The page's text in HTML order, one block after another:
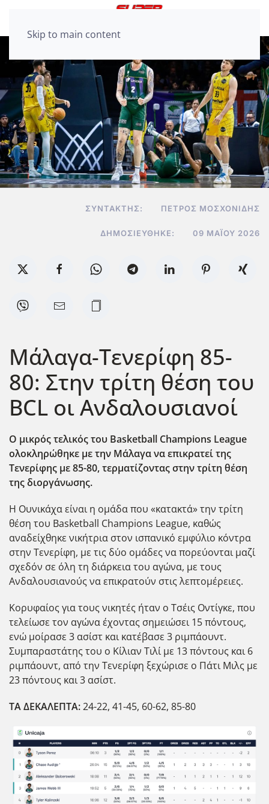
Skip to main content
ΣΥΝΤΆΚΤΗΣ: ΠΈΤΡΟΣ ΜΟΣΧΟΝΊΔΗΣ
ΔΗΜΟΣΙΕΎΘΗΚΕ: 09 ΜΑΪ́ΟΥ 2026
Μάλαγα-Τενερίφη 85-
80: Στην τρίτη θέση του
BCL οι Ανδαλουσιανοί
Ο μικρός τελικός του Basketball Champions League
ολοκληρώθηκε με την Μάλαγα να επικρατεί της
Τενερίφης με 85-80, τερματίζοντας στην τρίτη θέση
της διοργάνωσης.
Η Ουνικάχα είναι η ομάδα που «κατακτά» την τρίτη
θέση του Basketball Champions League, καθώς
αναδείχθηκε νικήτρια στον ισπανικό εμφύλιο κόντρα
στην Τενερίφη, με τις δ΄υο ομάδες να πορεύονται μαζί
σχεδόν σε όλη τη διάρκεια του αγώνα, με τους
Ανδαλουσιανούς να επικρατούν στις λεπτομέρειες.
Κορυφαίος για τους νικητές ήταν ο Τσέις Οντίγκε, που
τελείωσε τον αγώνα έχοντας σημειώσει 15 πόντους,
ενώ μοίρασε 3 ασίστ και κατέβασε 3 ριμπάουντ.
Συμπαραστάτης του ο Κίλιαν Τιλί με 13 πόντους και 6
ριμπάουντ, από την Τενερίφη ξεχώρισε ο Πάτι Μιλς με
23 πόντους και 3 ασίστ.
ΤΑ ΔΕΚΑΛΕΠΤΑ:24-22, 41-45, 60-62, 85-80